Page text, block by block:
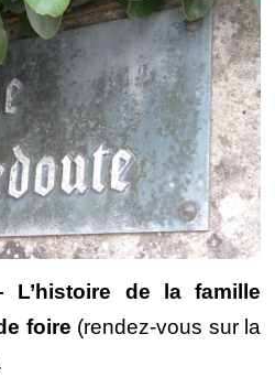
L’histoire de la famille
foire (rendez-vous sur la